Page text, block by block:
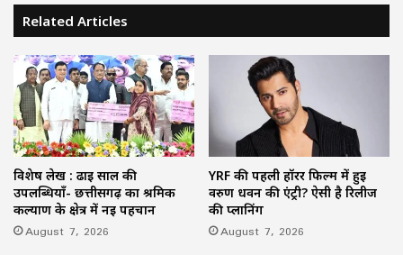
Related Articles
विशेष लेख : ढाई साल की
उपलब्धियाँ- छत्तीसगढ़ का श्रमिक
कल्याण के क्षेत्र में नई पहचान
August 7, 2026
YRF की पहली हॉरर फिल्म में हुई
वरुण धवन की एंट्री? ऐसी है रिलीज
की प्लानिंग
August 7, 2026